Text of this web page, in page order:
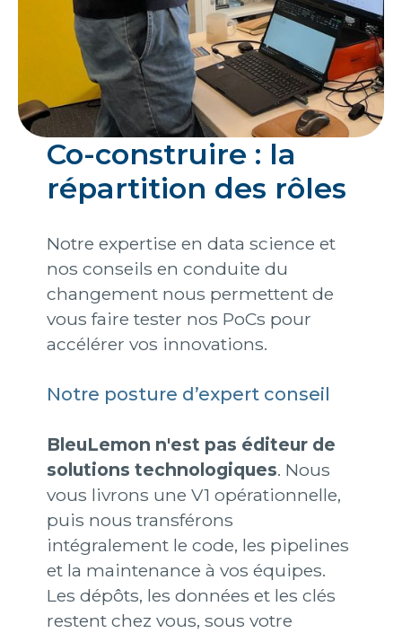
Co-construire : la
répartition des rôles
Notre expertise en data science et
nos conseils en conduite du
changement nous permettent de
vous faire tester nos PoCs pour
accélérer vos innovations.
Notre posture d’expert conseil
BleuLemon n'est pas éditeur de
solutions technologiques. Nous
vous livrons une V1 opérationnelle,
puis nous transférons
intégralement le code, les pipelines
et la maintenance à vos équipes.
Les dépôts, les données et les clés
restent chez vous, sous votre